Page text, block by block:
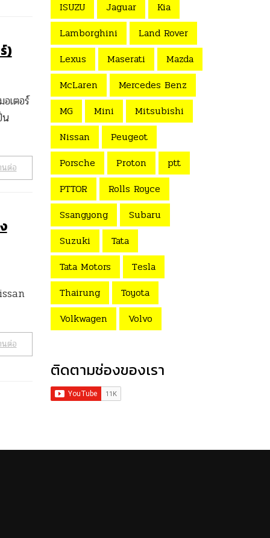
)
เตอร์
น
นต่อ
นต่อ
ISUZU
Jaguar
Kia
Lamborghini
Land Rover
Lexus
Maserati
Mazda
McLaren
Mercedes Benz
MG
Mini
Mitsubishi
Nissan
Peugeot
Porsche
Proton
ptt
PTTOR
Rolls Royce
Ssangyong
Subaru
Suzuki
Tata
Tata Motors
Tesla
Thairung
Toyota
Volkwagen
Volvo
ติดตามช่องของเรา